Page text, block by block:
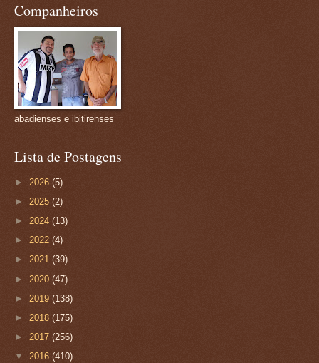
Companheiros
abadienses e ibitirenses
Lista de Postagens
► 2026 (5)
► 2025 (2)
► 2024 (13)
► 2022 (4)
► 2021 (39)
► 2020 (47)
► 2019 (138)
► 2018 (175)
► 2017 (256)
▼ 2016 (410)